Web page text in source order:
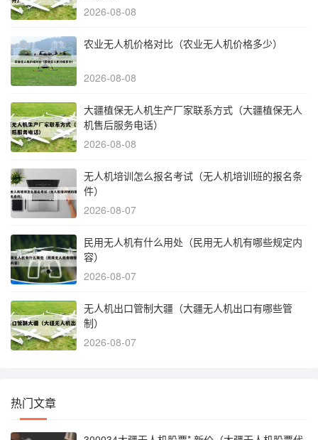
2026-08-08
农业无人机价格对比（农业无人机价格多少）
2026-08-08
大疆植保无人机生产厂家联系方式（大疆植保无人
机售后服务电话）
2026-08-08
无人机培训怎么报名考试（无人机培训班的报名条
件）
2026-08-07
民用无人机有什么用处（民用无人机有哪些规定内
容）
2026-08-07
无人机出口管制大疆（大疆无人机出口有哪些管
制）
2026-08-07
热门文章